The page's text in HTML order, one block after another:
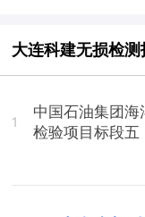
大连科建无损检
1
中国石油集团
检验项目标段五